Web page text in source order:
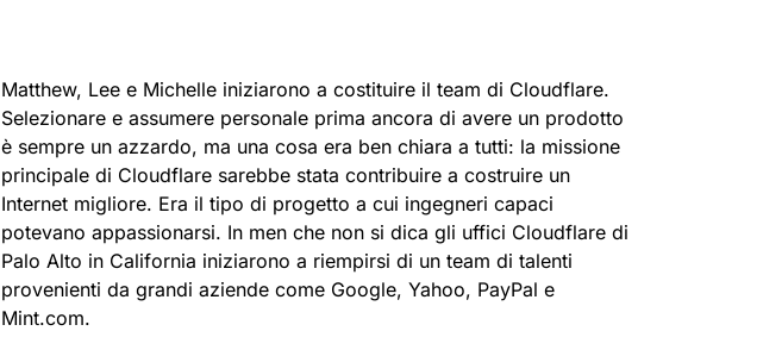
Matthew, Lee e Michelle iniziarono a costituire il team di Cloudflare.
Selezionare e assumere personale prima ancora di avere un prodotto
è sempre un azzardo, ma una cosa era ben chiara a tutti: la missione
principale di Cloudflare sarebbe stata contribuire a costruire un
Internet migliore. Era il tipo di progetto a cui ingegneri capaci
potevano appassionarsi. In men che non si dica gli uffici Cloudflare di
Palo Alto in California iniziarono a riempirsi di un team di talenti
provenienti da grandi aziende come Google, Yahoo, PayPal e
Mint.com.